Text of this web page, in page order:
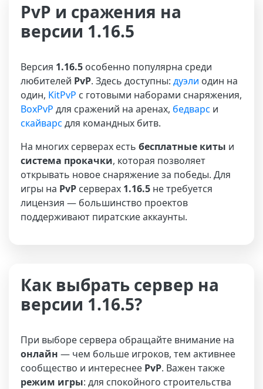
PvP и сражения на
версии 1.16.5
Версия 1.16.5 особенно популярна среди
любителей PvP. Здесь доступны: дуэли один на
один, KitPvP с готовыми наборами снаряжения,
BoxPvP для сражений на аренах, бедварс и
скайварс для командных битв.
На многих серверах есть бесплатные киты и
система прокачки, которая позволяет
открывать новое снаряжение за победы. Для
игры на PvP серверах 1.16.5 не требуется
лицензия — большинство проектов
поддерживают пиратские аккаунты.
Как выбрать сервер на
версии 1.16.5?
При выборе сервера обращайте внимание на
онлайн — чем больше игроков, тем активнее
сообщество и интереснее PvP. Важен также
режим игры: для спокойного строительства